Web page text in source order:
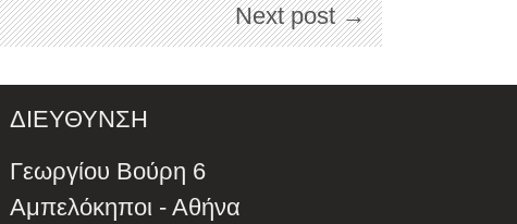
Next post →
ΔΙΕΥΘΥΝΣΗ
Γεωργίου Βούρη 6
Αμπελόκηποι - Αθήνα